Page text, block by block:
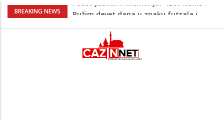
BREAKING NEWS
Evo šta piše u zahtjevu za ponovno
Četvrto ljeto zaredom Trg slobode
postaje Naše mjesto - Bingo Ljetno kino
Tuzla